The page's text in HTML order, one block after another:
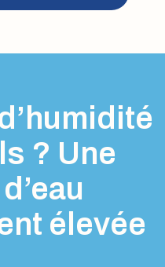
? Une
élevée